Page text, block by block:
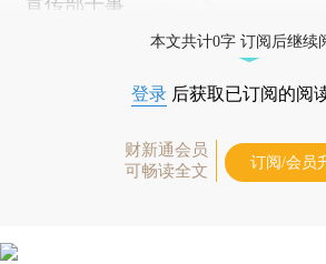
本文共计0字 订阅后继续
登录 后获取已订阅的阅
财新通会员
可畅读全文
订阅/会员